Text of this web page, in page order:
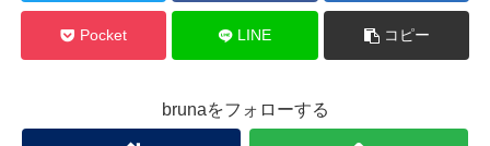
Pocket LINE コピー
brunaをフォローする